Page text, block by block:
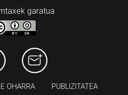
garatua
OHARRA PUBLIZITATEA